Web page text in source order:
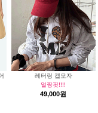
레터링 캡모자
얼짱핏!!!!
49,000원